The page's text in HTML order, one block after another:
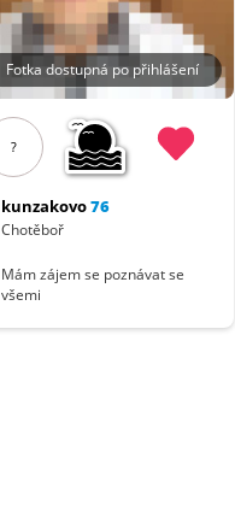
Fotka dostupná po přihlášení
?
kunzakovo76
Chotěboř
Mám zájem se poznávat se
všemi